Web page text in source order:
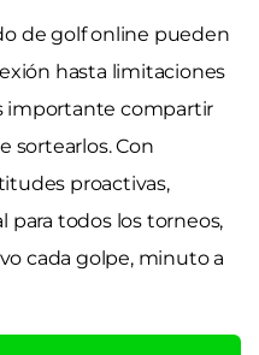
de golf online pueden
hasta limitaciones
importante compartir
sortearlos. Con
proactivas,
para todos los torneos,
cada golpe, minuto a